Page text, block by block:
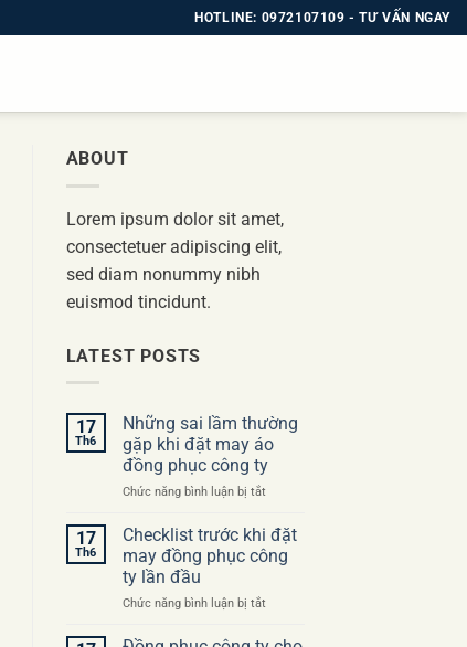
HOTLINE: 0972107109 - TƯ VẤN NGAY
ABOUT
Lorem ipsum dolor sit amet,
consectetuer adipiscing elit,
sed diam nonummy nibh
euismod tincidunt.
LATEST POSTS
17
Th6
Những sai lầm thường
gặp khi đặt may áo
đồng phục công ty
Chức năng bình luận bị tắtở
sai
lầm
thường
khi
may
17
Th6
Checklist trước khi đặt
may đồng phục công
ty lần đầu
Chức năng bình luận bị tắtở
trước